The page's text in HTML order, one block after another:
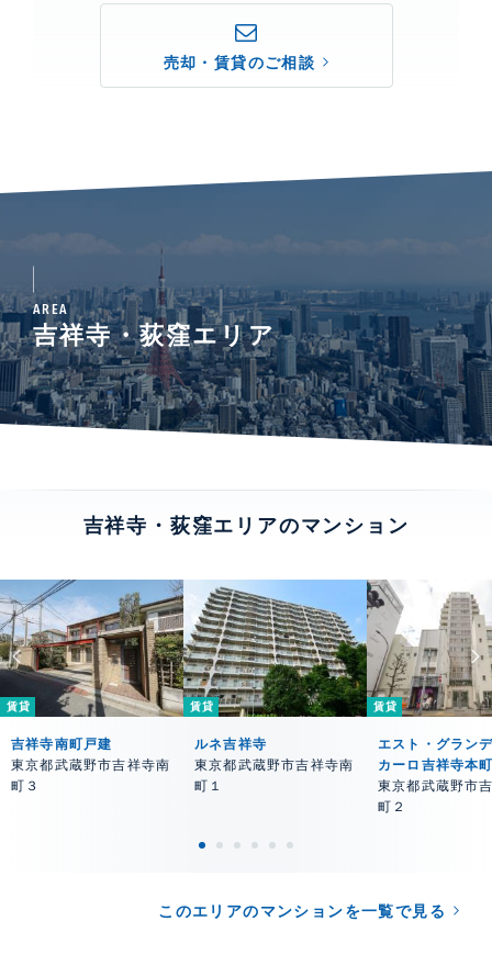
売却・賃貸のご相談
AREA
吉祥寺・荻窪エリア
吉祥寺・荻窪エリアのマンション
賃貸
吉祥寺南町戸建
東京都武蔵野市吉祥寺南
町３
賃貸
ルネ吉祥寺
東京都武蔵野市吉祥寺南
町１
賃貸
エスト・グラン
カーロ吉祥寺本
東京都武蔵野市
町２
このエリアのマンションを一覧で見る